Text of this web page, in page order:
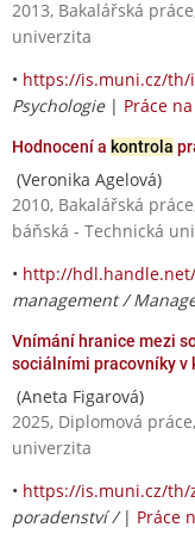
2013, Bakalářská
univerzita
• https://is.muni.cz/th/
Psychologie| Práce
Hodnocení a kontrola
(Veronika Agelová)
2010, Bakalářská
báňská - Technická
• http://
management /
Vnímání hranice mezi
sociálními pracovníky v
(Aneta Figarová)
2025, Diplomová
univerzita
• https://is.muni.cz/th/
poradenství / | Práce